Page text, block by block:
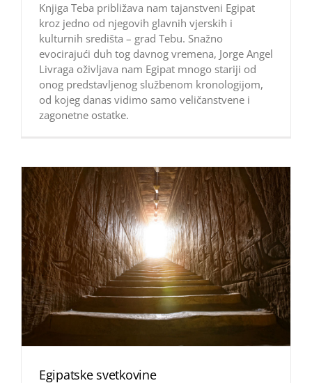
Knjiga Teba približava nam tajanstveni Egipat
kroz jedno od njegovih glavnih vjerskih i
kulturnih središta – grad Tebu. Snažno
evocirajući duh tog davnog vremena, Jorge Angel
Livraga oživljava nam Egipat mnogo stariji od
onog predstavljenog službenom kronologijom,
od kojeg danas vidimo samo veličanstvene i
zagonetne ostatke.
Egipatske svetkovine